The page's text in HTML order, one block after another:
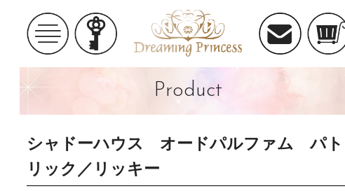
Product
シャドーハウス オードパルファム パト
リック／リッキー